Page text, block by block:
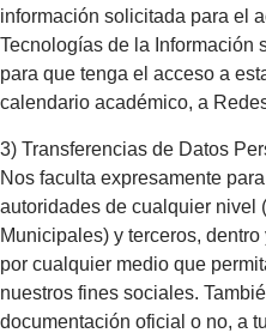
información solicitada para el
Tecnologías de la Información
para que tenga el acceso a
calendario académico, a
3) Transferencias de Datos
Nos faculta expresamente
autoridades de cualquier nivel
Municipales) y terceros,
por cualquier medio que
nuestros fines sociales.
documentación oficial o no, a